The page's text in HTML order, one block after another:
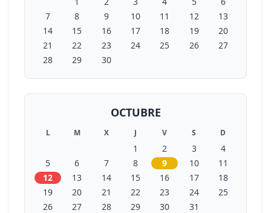
7
8 9 10 11 12
13
14
15 16 17 18 19
20
21
22 23 24 25 26
27
28
29 30
OCTUBRE
L M X J V S D
1 2 3
4
5
6 7 8 9 10
11
12
13 14 15 16 17
18
19
20 21 22 23 24
25
26
27 28 29 30 31